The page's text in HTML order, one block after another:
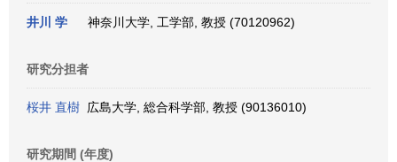
井川 学 神奈川大学, 工学部, 教授 (70120962)
研究分担者
桜井 直樹 広島大学, 総合科学部, 教授 (90136010)
研究期間 (年度)